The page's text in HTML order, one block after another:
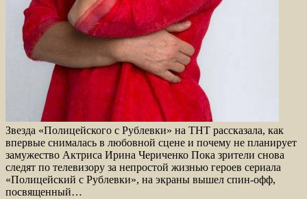
Звезда «Полицейского с Рублевки» на ТНТ рассказала, как
впервые снималась в любовной сцене и почему не планирует
замужество Актриса Ирина Чериченко Пока зрители снова
следят по телевизору за непростой жизнью героев сериала
«Полицейский с Рублевки», на экраны вышел спин-офф,
посвященный…